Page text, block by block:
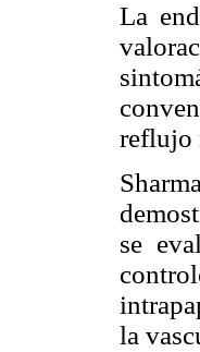
La
reflujo
se
la